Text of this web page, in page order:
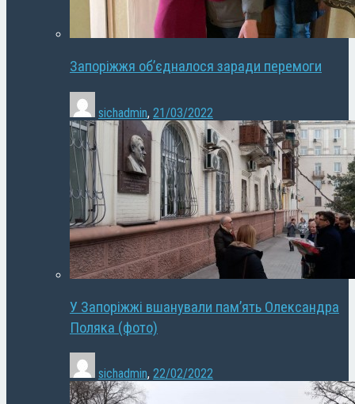
Запоріжжя об’єдналося заради перемоги
sichadmin, 21/03/2022
У Запоріжжі вшанували пам’ять Олександра
Поляка (фото)
sichadmin, 22/02/2022